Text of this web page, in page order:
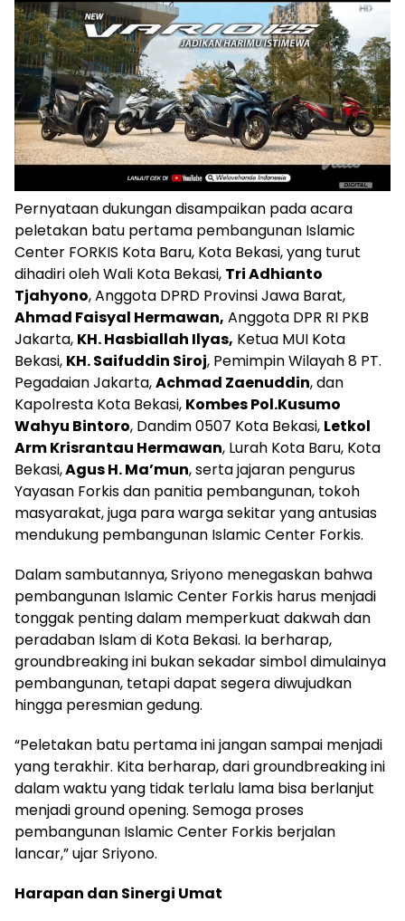
Pernyataan dukungan disampaikan pada acara
peletakan batu pertama pembangunan Islamic
Center FORKIS Kota Baru, Kota Bekasi, yang turut
dihadiri oleh Wali Kota Bekasi, Tri Adhianto
Tjahyono, Anggota DPRD Provinsi Jawa Barat,
Ahmad Faisyal Hermawan, Anggota DPR RI PKB
Jakarta, KH. Hasbiallah Ilyas, Ketua MUI Kota
Bekasi, KH. Saifuddin Siroj, Pemimpin Wilayah 8 PT.
Pegadaian Jakarta,Achmad Zaenuddin, dan
Kapolresta Kota Bekasi, Kombes Pol.Kusumo
Wahyu Bintoro, Dandim 0507 Kota Bekasi, Letkol
Arm Krisrantau Hermawan, Lurah Kota Baru, Kota
Bekasi,Agus H. Ma’mun, serta jajaran pengurus
Yayasan Forkis dan panitia pembangunan, tokoh
masyarakat, juga para warga sekitar yang antusias
mendukung pembangunan Islamic Center Forkis.
Dalam sambutannya, Sriyono menegaskan bahwa
pembangunan Islamic Center Forkis harus menjadi
tonggak penting dalam memperkuat dakwah dan
peradaban Islam di Kota Bekasi. Ia berharap,
groundbreaking ini bukan sekadar simbol dimulainya
pembangunan, tetapi dapat segera diwujudkan
hingga peresmian gedung.
“Peletakan batu pertama ini jangan sampai menjadi
yang terakhir. Kita berharap, dari groundbreaking ini
dalam waktu yang tidak terlalu lama bisa berlanjut
menjadi ground opening. Semoga proses
pembangunan Islamic Center Forkis berjalan
lancar,” ujar Sriyono.
Harapan dan Sinergi Umat